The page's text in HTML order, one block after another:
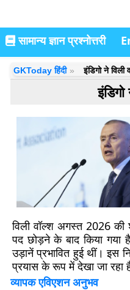
सामान्य ज्ञान प्रश्नोत्तरी
GKToday हिंदी इंडिगो ने
विली वॉल्श अगस्त 2026
पद छोड़ने के बाद किया गया
उड़ानें प्रभावित हुई थीं। इस
प्रयास के रूप में देखा जा रहा
व्यापक एविएशन अनुभव